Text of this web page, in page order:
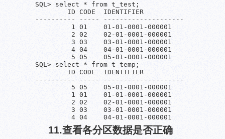
SQL> select * from t_test;
        ID CODE  IDENTIFIER
---------- ----- --------------------
         1 01    01-01-0001-000001
         2 02    02-01-0001-000001
         3 03    03-01-0001-000001
         4 04    04-01-0001-000001
         5 05    05-01-0001-000001
SQL> select * from t_temp;
        ID CODE  IDENTIFIER
---------- ----- --------------------
         5 05    05-01-0001-000001
         1 01    01-01-0001-000001
         2 02    02-01-0001-000001
         3 03    03-01-0001-000001
         4 04    04-01-0001-000001
11.查看各分区数据是否正确